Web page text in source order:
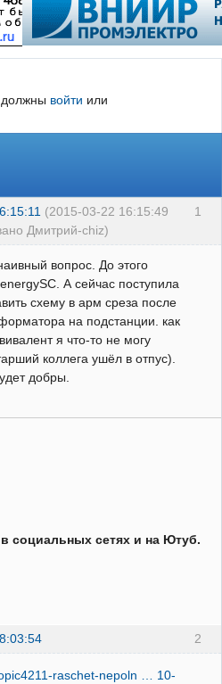
должны войти или
1
(2015-03-22 16:15:49
Дмитрий-chiz)
вопрос. До этого
А сейчас поступила
схему в арм среза после
на подстанции. как
я что-то не могу
коллега ушёл в отпус).
добры.
социальных сетях и на Ютуб.
2
raschet-nepoln … 10-